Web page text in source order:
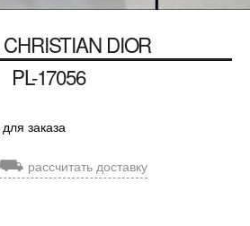
CHRISTIAN DIOR
PL-17056
заказа
⛟ рассчитать доставку